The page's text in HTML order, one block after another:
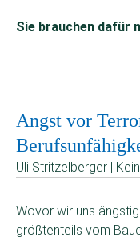
Sie brauchen dafür
Angst vor
Uli Stritzelberger |
Wovor wir uns
größtenteils vom